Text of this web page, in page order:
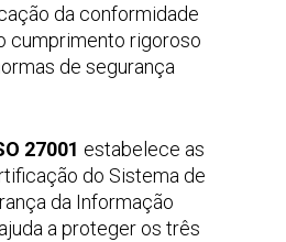
da conformidade
cumprimento rigoroso
de segurança
27001 estabelece as
do Sistema de
da Informação
a proteger os três